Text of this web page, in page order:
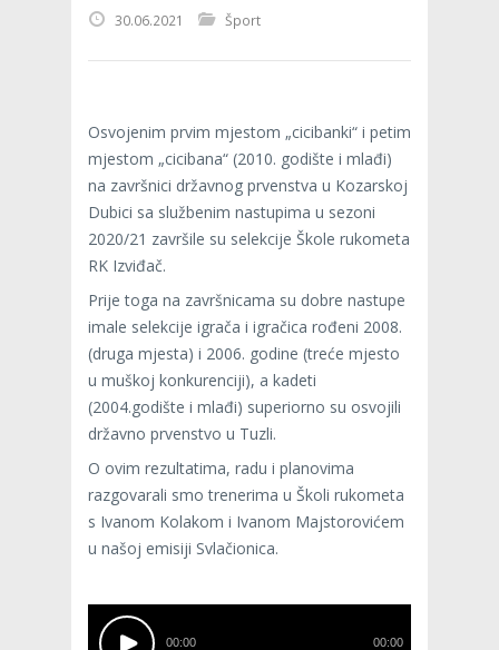
30.06.2021 Šport
Osvojenim prvim mjestom „cicibanki“ i petim
mjestom „cicibana“ (2010. godište i mlađi)
na završnici državnog prvenstva u Kozarskoj
Dubici sa službenim nastupima u sezoni
2020/21 završile su selekcije Škole rukometa
RK Izviđač.
Prije toga na završnicama su dobre nastupe
imale selekcije igrača i igračica rođeni 2008.
(druga mjesta) i 2006. godine (treće mjesto
u muškoj konkurenciji), a kadeti
(2004.godište i mlađi) superiorno su osvojili
državno prvenstvo u Tuzli.
O ovim rezultatima, radu i planovima
razgovarali smo trenerima u Školi rukometa
s Ivanom Kolakom i Ivanom Majstorovićem
u našoj emisiji Svlačionica.
00:00 00:00